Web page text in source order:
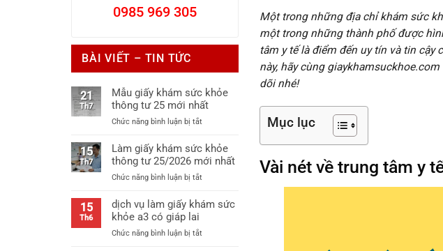
0985 969 305
BÀI VIẾT – TIN TỨC
21
Th7
Mẫu giấy khám sức khỏe
thông tư 25 mới nhất
Chức năng bình luận bị tắtở
giấy
khám
khỏe
tư
15
Th7
Làm giấy khám sức khỏe
thông tư 25/2026 mới nhất
Chức năng bình luận bị tắtở
giấy
khỏe
15
Th6
dịch vụ làm giấy khám sức
khỏe a3 có giáp lai
Chức năng bình luận bị tắtở
Một trong những địa chỉ khám sức
một trong những thành phố được
tâm y tế là điểm đến uy tín và tin
này, hãy cùng
dõi nhé!
Mục lục
Vài nét về trung tâm y